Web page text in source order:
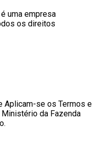
uma empresa
os direitos
Aplicam-se os Termos e
da Fazenda